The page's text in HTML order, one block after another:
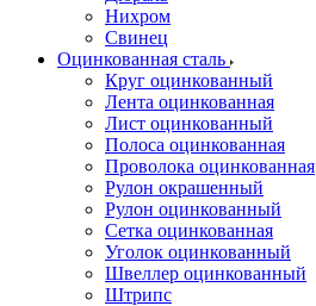
Нихром
Свинец
Оцинкованная сталь
Круг оцинкованный
Лента оцинкованная
Лист оцинкованный
Полоса оцинкованная
Проволока оцинкованная
Рулон окрашенный
Рулон оцинкованный
Сетка оцинкованная
Уголок оцинкованный
Швеллер оцинкованный
Штрипс